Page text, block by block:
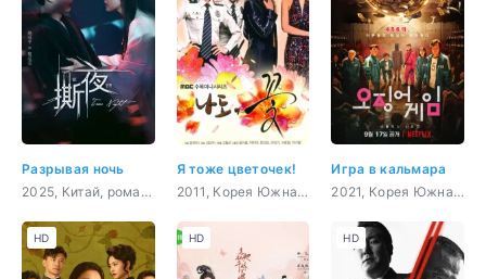
Разрывая ночь
2025, Китай, романтика, драма, фэнтези
Я тоже цветочек!
2011, Корея Южная, психология, комедия, романтика, драма
Игра в кальмара
2021, Корея Южная, боевик, триллер, мистика, драма
HD HD HD